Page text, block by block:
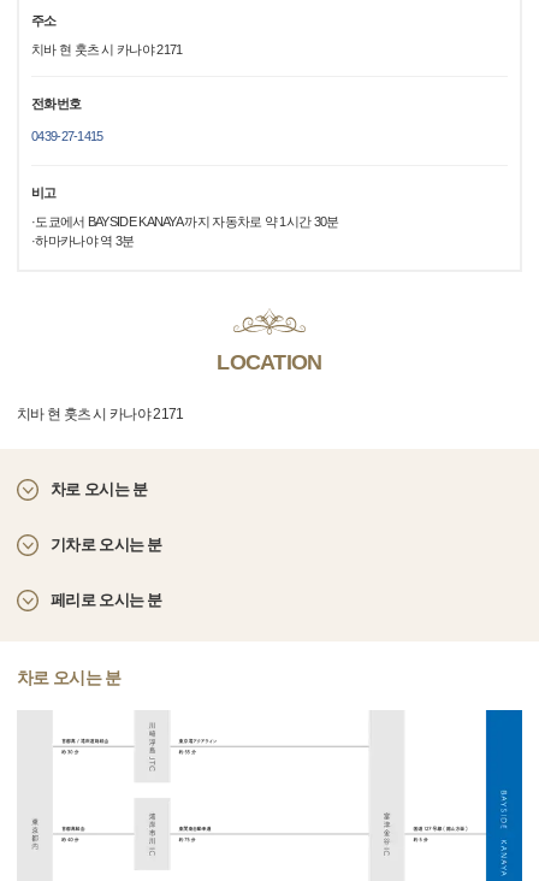
주소
치바 현 훗츠 시 카나야 2171
전화번호
0439-27-1415
비고
·도쿄에서 BAYSIDE KANAYA 까지 자동차로 약 1시간 30분
·하마카나야 역 3분
LOCATION
치바 현 훗츠 시 카나야 2171
차로 오시는 분
기차로 오시는 분
페리로 오시는 분
차로 오시는 분